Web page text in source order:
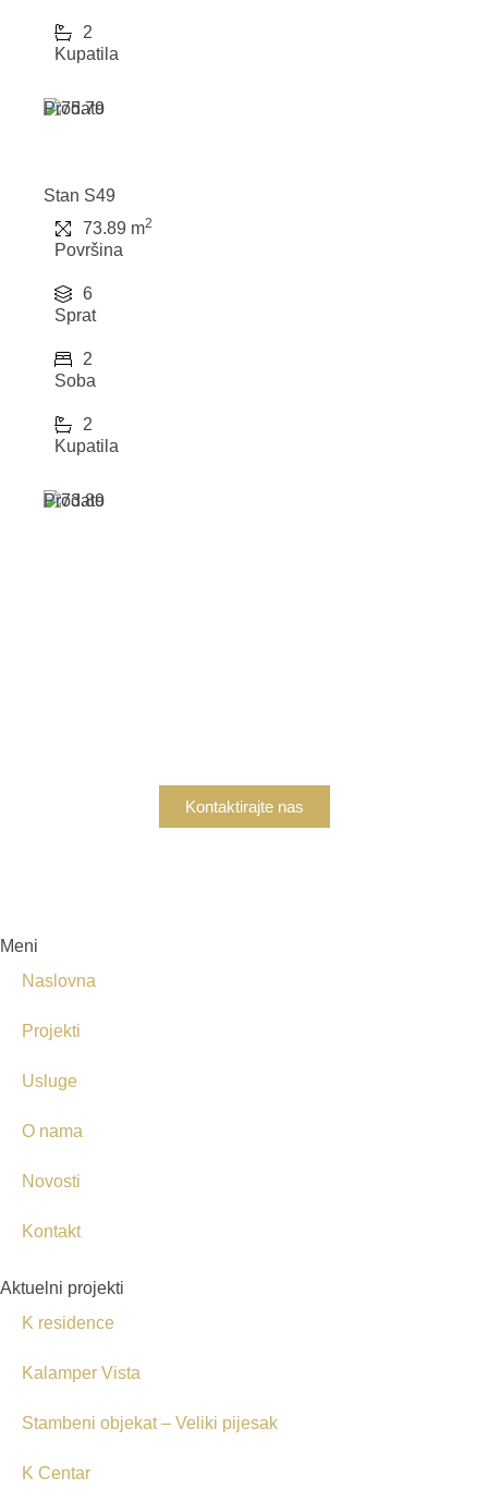
2
Kupatila
Prodato
Stan S49
73.89 m2
Površina
6
Sprat
2
Soba
2
Kupatila
Prodato
Kontaktirajte nas
Meni
Naslovna
Projekti
Usluge
O nama
Novosti
Kontakt
Aktuelni projekti
K residence
Kalamper Vista
Stambeni objekat – Veliki pijesak
K Centar